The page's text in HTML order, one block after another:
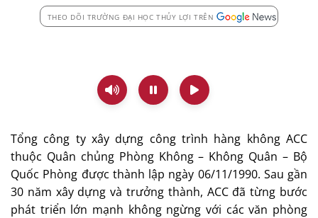
THEO DÕI TRƯỜNG ĐẠI HỌC THỦY LỢI TRÊN
Tổng công ty xây dựng công trình hàng không ACC
thuộc Quân chủng Phòng Không – Không Quân – Bộ
Quốc Phòng được thành lập ngày 06/11/1990. Sau gần
30 năm xây dựng và trưởng thành, ACC đã từng bước
phát triển lớn mạnh không ngừng với các văn phòng